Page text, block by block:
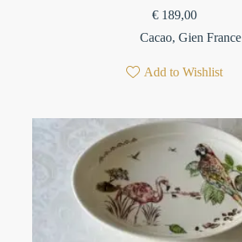
€ 189,00
Cacao,Gien France
Add to Wishlist